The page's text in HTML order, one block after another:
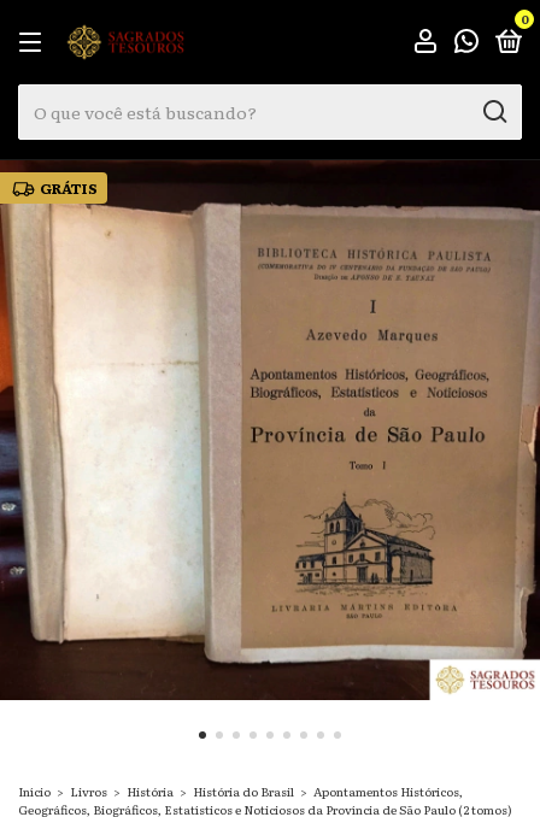
0
GRÁTIS
Início > Livros > História > História do Brasil > Apontamentos Históricos,
Geográficos, Biográficos, Estatísticos e Noticiosos da Província de São Paulo (2 tomos)